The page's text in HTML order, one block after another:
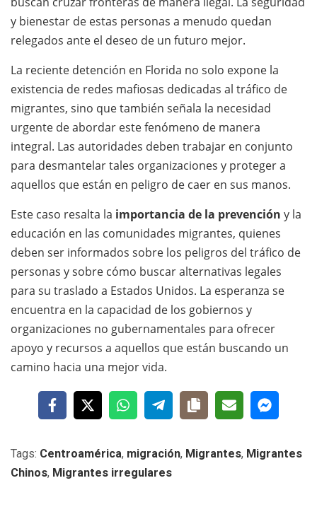
y bienestar de estas personas a menudo quedan
relegados ante el deseo de un futuro mejor.
La reciente detención en Florida no solo expone la
existencia de redes mafiosas dedicadas al tráfico de
migrantes, sino que también señala la necesidad
urgente de abordar este fenómeno de manera
integral. Las autoridades deben trabajar en conjunto
para desmantelar tales organizaciones y proteger a
aquellos que están en peligro de caer en sus manos.
Este caso resalta la importancia de la prevención y la
educación en las comunidades migrantes, quienes
deben ser informados sobre los peligros del tráfico de
personas y sobre cómo buscar alternativas legales
para su traslado a Estados Unidos. La esperanza se
encuentra en la capacidad de los gobiernos y
organizaciones no gubernamentales para ofrecer
apoyo y recursos a aquellos que están buscando un
camino hacia una mejor vida.
Tags: Centroamérica, migración, Migrantes, Migrantes
Chinos, Migrantes irregulares